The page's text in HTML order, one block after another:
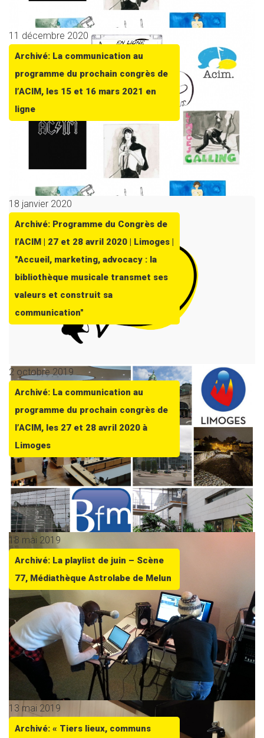
11 décembre 2020
Archivé: La communication au
programme du prochain congrès de
l’ACIM, les 15 et 16 mars 2021 en
ligne
18 janvier 2020
Archivé: Programme du Congrès de
l’ACIM | 27 et 28 avril 2020 | Limoges |
"Accueil, marketing, advocacy : la
bibliothèque musicale transmet ses
valeurs et construit sa
communication"
2 octobre 2019
Archivé: La communication au
programme du prochain congrès de
l’ACIM, les 27 et 28 avril 2020 à
Limoges
18 mai 2019
Archivé: La playlist de juin – Scène
77, Médiathèque Astrolabe de Melun
13 mai 2019
Archivé: « Tiers lieux, communs